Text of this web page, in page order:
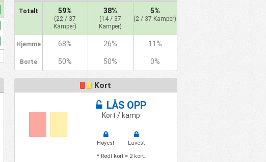
Totalt 59%
(22 / 37
Kamper)
38%
(14 / 37
Kamper)
5%
(2 / 37 Kamper)
Hjemme 68% 26% 11%
Borte 50% 50% 0%
Kort
LÅS OPP
Kort / kamp
Høyest
Lavest
* Rødt kort = 2 kort.